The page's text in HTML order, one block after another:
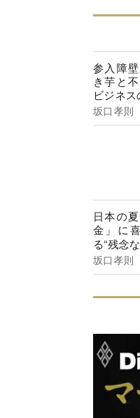
参入障
き芋と
ビジネス
坂口孝則
日本の
金」に
る“残念
坂口孝則